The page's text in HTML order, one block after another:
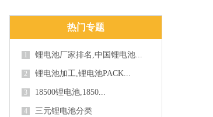
热门专题
1 锂电池厂家排名,中国锂电池...
2 锂电池加工,锂电池PACK...
3 18500锂电池,1850...
4 三元锂电池分类